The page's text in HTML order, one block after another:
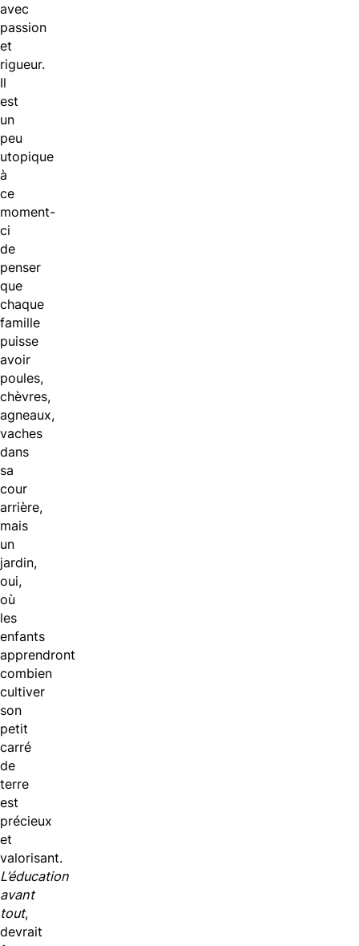
avec
passion
et
rigueur.
Il
est
un
peu
utopique
à
ce
moment-
ci
de
penser
que
chaque
famille
puisse
avoir
poules,
chèvres,
agneaux,
vaches
dans
sa
cour
arrière,
mais
un
jardin,
oui,
où
les
enfants
apprendront
combien
cultiver
son
petit
carré
de
terre
est
précieux
et
valorisant.
L’éducation
avant
tout,
devrait